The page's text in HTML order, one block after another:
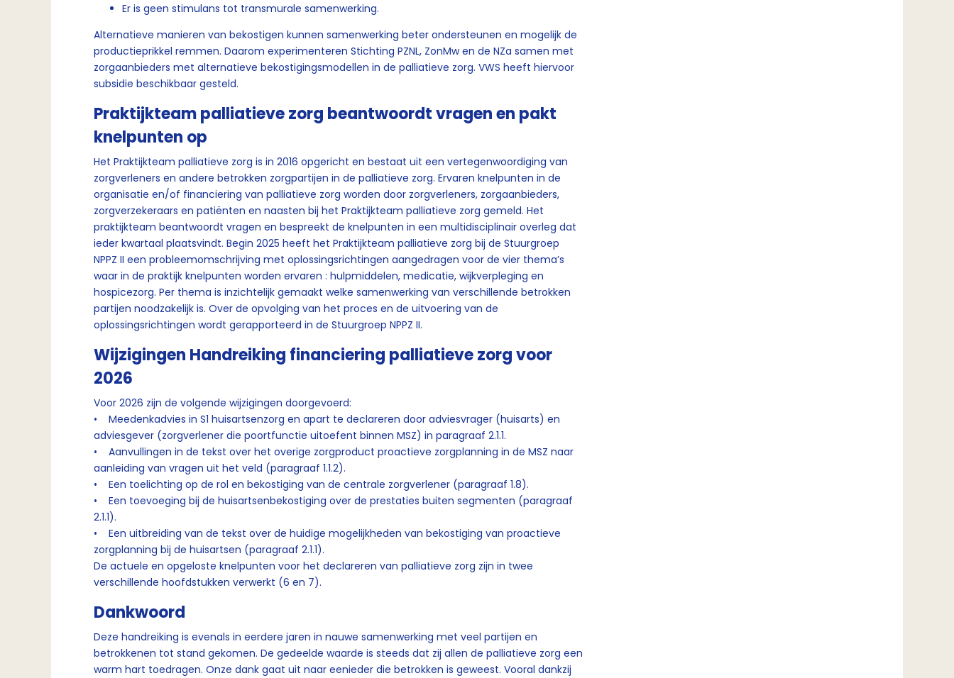
Er is geen stimulans tot transmurale samenwerking.
Alternatieve manieren van bekostigen kunnen samenwerking beter ondersteunen en mogelijk de
productieprikkel remmen. Daarom experimenteren Stichting PZNL, ZonMw en de NZa samen met
zorgaanbieders met alternatieve bekostigingsmodellen in de palliatieve zorg. VWS heeft hiervoor
subsidie beschikbaar gesteld.
Praktijkteam palliatieve zorg beantwoordt vragen en pakt
knelpunten op
Het Praktijkteam palliatieve zorg is in 2016 opgericht en bestaat uit een vertegenwoordiging van
zorgverleners en andere betrokken zorgpartijen in de palliatieve zorg. Ervaren knelpunten in de
organisatie en/of financiering van palliatieve zorg worden door zorgverleners, zorgaanbieders,
zorgverzekeraars en patiënten en naasten bij het Praktijkteam palliatieve zorg gemeld. Het
praktijkteam beantwoordt vragen en bespreekt de knelpunten in een multidisciplinair overleg dat
ieder kwartaal plaatsvindt. Begin 2025 heeft het Praktijkteam palliatieve zorg bij de Stuurgroep
NPPZ II een probleemomschrijving met oplossingsrichtingen aangedragen voor de vier thema’s
waar in de praktijk knelpunten worden ervaren : hulpmiddelen, medicatie, wijkverpleging en
hospicezorg. Per thema is inzichtelijk gemaakt welke samenwerking van verschillende betrokken
partijen noodzakelijk is. Over de opvolging van het proces en de uitvoering van de
oplossingsrichtingen wordt gerapporteerd in de Stuurgroep NPPZ II.
Wijzigingen Handreiking financiering palliatieve zorg voor
2026
Voor 2026 zijn de volgende wijzigingen doorgevoerd:
• Meedenkadvies in S1 huisartsenzorg en apart te declareren door adviesvrager (huisarts) en
adviesgever (zorgverlener die poortfunctie uitoefent binnen MSZ) in paragraaf 2.1.1.
• Aanvullingen in de tekst over het overige zorgproduct proactieve zorgplanning in de MSZ naar
aanleiding van vragen uit het veld (paragraaf 1.1.2).
• Een toelichting op de rol en bekostiging van de centrale zorgverlener (paragraaf 1.8).
• Een toevoeging bij de huisartsenbekostiging over de prestaties buiten segmenten (paragraaf
2.1.1).
• Een uitbreiding van de tekst over de huidige mogelijkheden van bekostiging van proactieve
zorgplanning bij de huisartsen (paragraaf 2.1.1).
De actuele en opgeloste knelpunten voor het declareren van palliatieve zorg zijn in twee
verschillende hoofdstukken verwerkt (6 en 7).
Dankwoord
Deze handreiking is evenals in eerdere jaren in nauwe samenwerking met veel partijen en
betrokkenen tot stand gekomen. De gedeelde waarde is steeds dat zij allen de palliatieve zorg een
warm hart toedragen. Onze dank gaat uit naar eenieder die betrokken is geweest. Vooral dankzij